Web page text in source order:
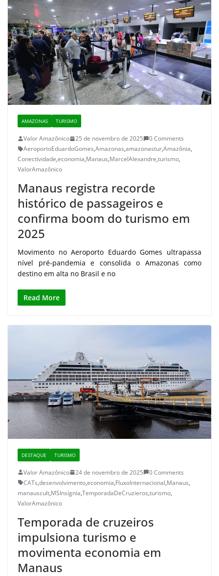
AMAZONAS TURISMO
Valor Amazônico 25 de novembro de 2025
0 Comments
AeroportoEduardoGomes,Amazonas,amazonastur,Amazônia,
Conectividade,economia,Manaus,MarcelAlexandre,turismo,
ValorAmazônico
Manaus registra recorde
histórico de passageiros e
confirma boom do turismo em
2025
Movimento no Aeroporto Eduardo Gomes ultrapassa
nível pré-pandemia e consolida o Amazonas como
destino em alta no Brasil e no
Read More
DESTAQUE TURISMO
Valor Amazônico 24 de novembro de 2025
0 Comments
CATs,desenvolvimento,economia,FluxoInternacional,Manaus,
manauscult,MSInsígnia,TemporadaDeCruzieros,turismo,
ValorAmazônico
Temporada de cruzeiros
impulsiona turismo e
movimenta economia em
Manaus